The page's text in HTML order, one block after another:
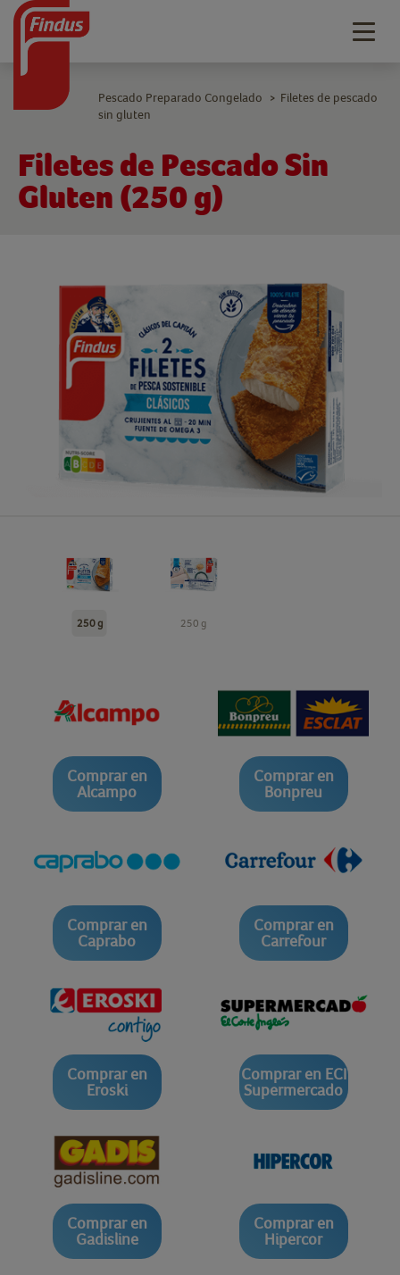
Filetes de Pescado Sin
Gluten (250 g)
Pescado Preparado Congelado > Filetes de pescado
sin gluten
250 g 250 g
Comprar en
Alcampo
Comprar en
Bonpreu
Comprar en
Caprabo
Comprar en
Carrefour
Comprar en
Eroski
Comprar en ECI
Supermercado
Comprar en
Gadisline
Comprar en
Hipercor